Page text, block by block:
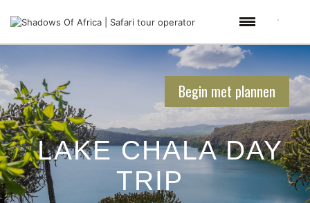
LAKE CHALA DAY
TRIP
Begin met plannen